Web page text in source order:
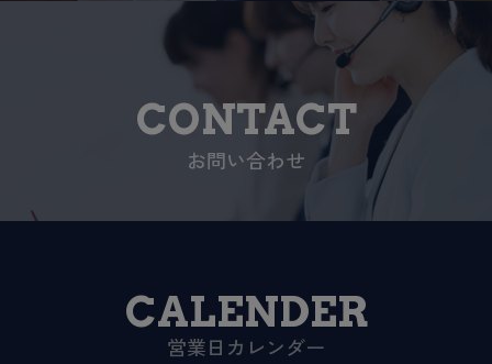
CONTACT
お問い合わせ
CALENDER
営業日カレンダー